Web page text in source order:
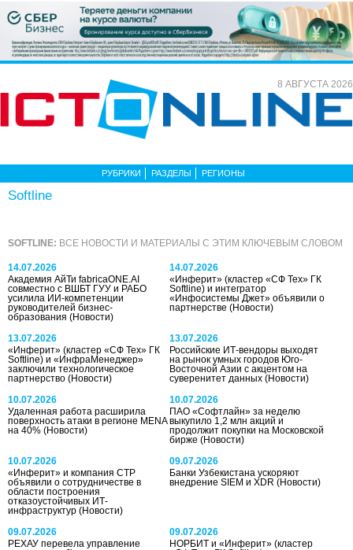
8 АВГУСТА 2026
РУБРИКИ РАЗДЕЛЫ РЕГИОНЫ
Softline
SOFTLINE: ВСЕ НОВОСТИ И МАТЕРИАЛЫ С ЭТИМ КЛЮЧЕВЫМ СЛОВОМ
14.07.2026
Академия АйТи fabricaONE.AI
совместно с ВШБТ ГУУ и РАБО
усилила ИИ-компетенции
руководителей бизнес-
образования (Новости)
14.07.2026
«Инферит» (кластер «СФ Тех» ГК
Softline) и интегратор
«Инфосистемы Джет» объявили о
партнерстве(Новости)
13.07.2026
«Инферит» (кластер «СФ Тех» ГК
Softline) и «ИнфраМенеджер»
заключили технологическое
партнерство (Новости)
13.07.2026
Российские ИТ-вендоры выходят
на рынок умных городов Юго-
Восточной Азии с акцентом на
суверенитет данных(Новости)
10.07.2026
Удаленная работа расширила
поверхность атаки в регионе MENA
на 40% (Новости)
10.07.2026
ПАО «Софтлайн» за неделю
выкупило 1,2 млн акций и
продолжит покупки на Московской
бирже(Новости)
10.07.2026
«Инферит» и компания СТР
объявили о сотрудничестве в
области построения
отказоустойчивых ИТ-
инфраструктур (Новости)
09.07.2026
Банки Узбекистана ускоряют
внедрение SIEM и XDR(Новости)
09.07.2026
РЕХАУ перевела управление
09.07.2026
НОРБИТ и «Инферит» (кластер